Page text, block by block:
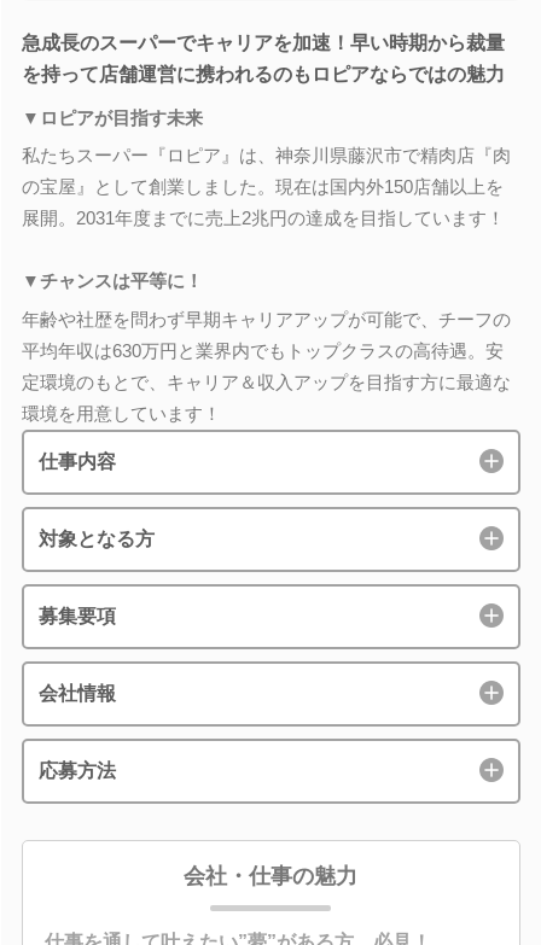
急成長のスーパーでキャリアを加速！早い時期から裁量
を持って店舗運営に携われるのもロピアならではの魅力
▼ロピアが目指す未来
私たちスーパー『ロピア』は、神奈川県藤沢市で精肉店『肉
の宝屋』として創業しました。現在は国内外150店舗以上を
展開。2031年度までに売上2兆円の達成を目指しています！
▼チャンスは平等に！
年齢や社歴を問わず早期キャリアアップが可能で、チーフの
平均年収は630万円と業界内でもトップクラスの高待遇。安
定環境のもとで、キャリア＆収入アップを目指す方に最適な
環境を用意しています！
仕事内容
対象となる方
募集要項
会社情報
応募方法
会社・仕事の魅力